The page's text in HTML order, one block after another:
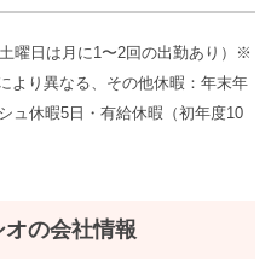
曜日は月に1〜2回の出勤あり）※
より異なる、その他休暇：年末年
ュ休暇5日・有給休暇（初年度10
の会社情報